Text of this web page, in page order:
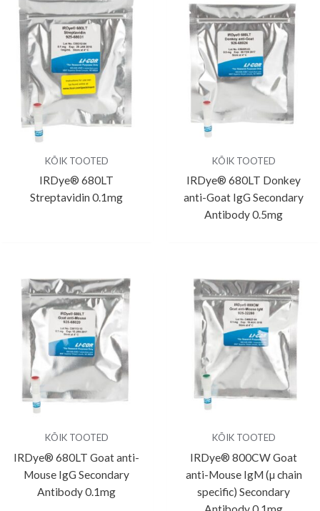
KÕIK TOOTED
IRDye® 680LT
Streptavidin 0.1mg
KÕIK TOOTED
IRDye® 680LT Donkey
anti-Goat IgG Secondary
Antibody 0.5mg
KÕIK TOOTED
IRDye® 680LT Goat anti-
Mouse IgG Secondary
Antibody 0.1mg
KÕIK TOOTED
IRDye® 800CW Goat
anti-Mouse IgM (µ chain
specific) Secondary